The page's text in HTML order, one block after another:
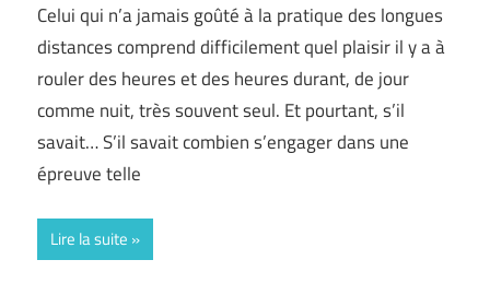
Celui qui n’a jamais goûté à la pratique des longues
distances comprend difficilement quel plaisir il y a à
rouler des heures et des heures durant, de jour
comme nuit, très souvent seul. Et pourtant, s’il
savait… S’il savait combien s’engager dans une
épreuve telle
Lire la suite